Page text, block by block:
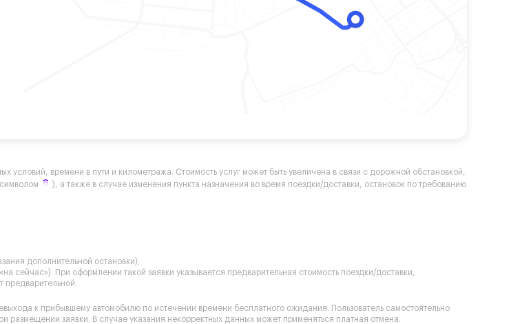
условий, времени в пути и километража. Стоимость услуг может быть увеличена в связи с дорожной обстановкой,
), а также в случае изменения пункта назначения во время поездки/доставки, остановок по требованию
дополнительной остановки);
При оформлении такой заявки указывается предварительная стоимость поездки/доставки,
предварительной.
к прибывшему автомобилю по истечении времени бесплатного ожидания. Пользователь самостоятельно
размещении заявки. В случае указания некорректных данных может применяться платная отмена.